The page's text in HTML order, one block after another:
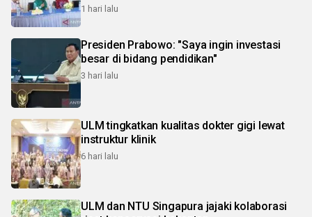
1 hari lalu
Presiden Prabowo: "Saya ingin investasi
besar di bidang pendidikan"
3 hari lalu
ULM tingkatkan kualitas dokter gigi lewat
instruktur klinik
6 hari lalu
ULM dan NTU Singapura jajaki kolaborasi